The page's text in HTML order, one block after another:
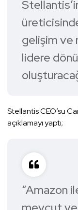
gelişim ve
lidere
Stellantis CEO’su
açıklamayı yaptı;
“Amazon